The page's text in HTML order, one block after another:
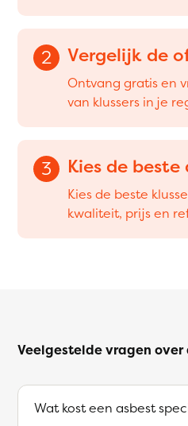
2 Vergelijk de
Ontvang gratis en
van klussers in je
3 Kies de beste
Kies de beste
kwaliteit, prijs en
Veelgestelde vragen
Wat kost een asbest